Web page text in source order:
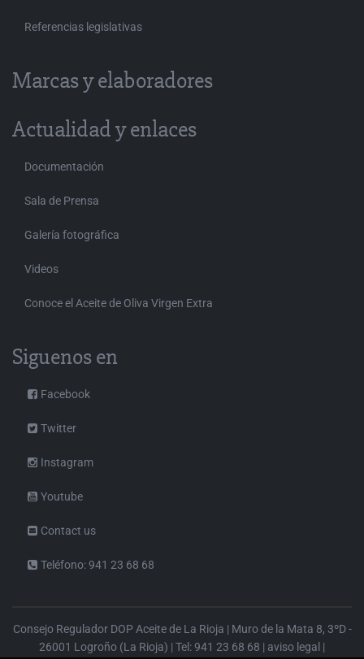
Referencias legislativas
Marcas y elaboradores
Actualidad y enlaces
Documentación
Sala de Prensa
Galería fotográfica
Videos
Conoce el Aceite de Oliva Virgen Extra
Siguenos en
Facebook
Twitter
Instagram
Youtube
Contact us
Teléfono: 941 23 68 68
Consejo Regulador DOP Aceite de La Rioja | Muro de la Mata 8, 3ºD -
26001 Logroño (La Rioja) | Tel: 941 23 68 68 | aviso legal |